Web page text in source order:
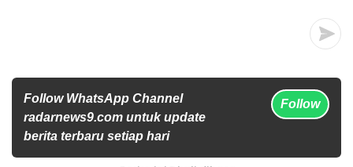
Follow WhatsApp Channel
radarnews9.com untuk update
berita terbaru setiap hari
Follow